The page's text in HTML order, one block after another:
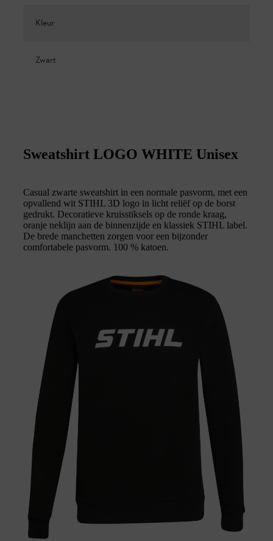
Kleur
Zwart
Sweatshirt LOGO WHITE Unisex
Casual zwarte sweatshirt in een normale pasvorm, met een
opvallend wit STIHL 3D logo in licht reliëf op de borst
gedrukt. Decoratieve kruisstiksels op de ronde kraag,
oranje neklijn aan de binnenzijde en klassiek STIHL label.
De brede manchetten zorgen voor een bijzonder
comfortabele pasvorm. 100 % katoen.